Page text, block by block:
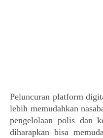
Peluncuran platform
lebih memudahkan
pengelolaan polis dan
diharapkan bisa